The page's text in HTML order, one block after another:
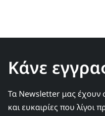
Κάνε
Τα Newsletter μας έχουν
και ευκαιρίες που λίγοι